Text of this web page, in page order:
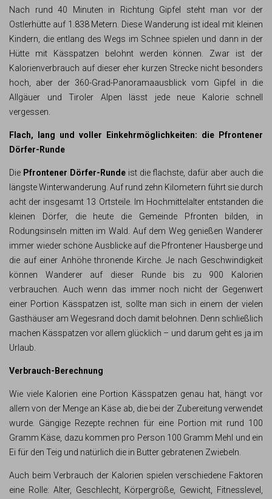
Nach rund 40 Minuten in Richtung Gipfel steht man vor der
Ostlerhütte auf 1.838 Metern. Diese Wanderung ist ideal mit kleinen
Kindern, die entlang des Wegs im Schnee spielen und dann in der
Hütte mit Kässpatzen belohnt werden können. Zwar ist der
Kalorienverbrauch auf dieser eher kurzen Strecke nicht besonders
hoch, aber der 360-Grad-Panoramaausblick vom Gipfel in die
Allgäuer und Tiroler Alpen lässt jede neue Kalorie schnell
vergessen.
Flach, lang und voller Einkehrmöglichkeiten: die Pfrontener
Dörfer-Runde
Die Pfrontener Dörfer-Rundeist die flachste, dafür aber auch die
längste Winterwanderung. Auf rund zehn Kilometern führt sie durch
acht der insgesamt 13 Ortsteile. Im Hochmittelalter entstanden die
kleinen Dörfer, die heute die Gemeinde Pfronten bilden, in
Rodungsinseln mitten im Wald. Auf dem Weg genießen Wanderer
immer wieder schöne Ausblicke auf die Pfrontener Hausberge und
die auf einer Anhöhe thronende Kirche. Je nach Geschwindigkeit
können Wanderer auf dieser Runde bis zu 900 Kalorien
verbrauchen. Auch wenn das immer noch nicht der Gegenwert
einer Portion Kässpatzen ist, sollte man sich in einem der vielen
Gasthäuser am Wegesrand doch damit belohnen. Denn schließlich
machen Kässpatzen vor allem glücklich – und darum geht es ja im
Urlaub.
Verbrauch-Berechnung
Wie viele Kalorien eine Portion Kässpatzen genau hat, hängt vor
allem von der Menge an Käse ab, die bei der Zubereitung verwendet
wurde. Gängige Rezepte rechnen für eine Portion mit rund 100
Gramm Käse, dazu kommen pro Person 100 Gramm Mehl und ein
Ei für den Teig und natürlich die in Butter gebratenen Zwiebeln.
Auch beim Verbrauch der Kalorien spielen verschiedene Faktoren
eine Rolle: Alter, Geschlecht, Körpergröße, Gewicht, Fitnesslevel,